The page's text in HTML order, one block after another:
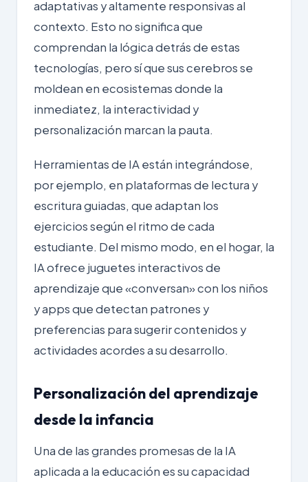
adaptativas y altamente responsivas al
contexto. Esto no significa que
comprendan la lógica detrás de estas
tecnologías, pero sí que sus cerebros se
moldean en ecosistemas donde la
inmediatez, la interactividad y
personalización marcan la pauta.
Herramientas de IA están integrándose,
por ejemplo, en plataformas de lectura y
escritura guiadas, que adaptan los
ejercicios según el ritmo de cada
estudiante. Del mismo modo, en el hogar, la
IA ofrece juguetes interactivos de
aprendizaje que «conversan» con los niños
y apps que detectan patrones y
preferencias para sugerir contenidos y
actividades acordes a su desarrollo.
Personalización del aprendizaje
desde la infancia
Una de las grandes promesas de la IA
aplicada a la educación es su capacidad